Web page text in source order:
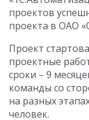
проектов
проекта в ОАО
Проект
проектные
сроки – 9
команды со
на разных
человек.